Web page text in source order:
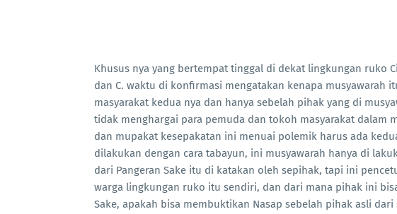
Khusus nya yang bertempat tinggal di dekat lingkungan ruko
dan C. waktu di konfirmasi mengatakan kenapa musyawarah
masyarakat kedua nya dan hanya sebelah pihak yang di
tidak menghargai para pemuda dan tokoh masyarakat dalam
dan mupakat kesepakatan ini menuai polemik harus ada
dilakukan dengan cara tabayun, ini musyawarah hanya di
dari Pangeran Sake itu di katakan oleh sepihak, tapi ini
warga lingkungan ruko itu sendiri, dan dari mana pihak ini
Sake, apakah bisa membuktikan Nasap sebelah pihak asli